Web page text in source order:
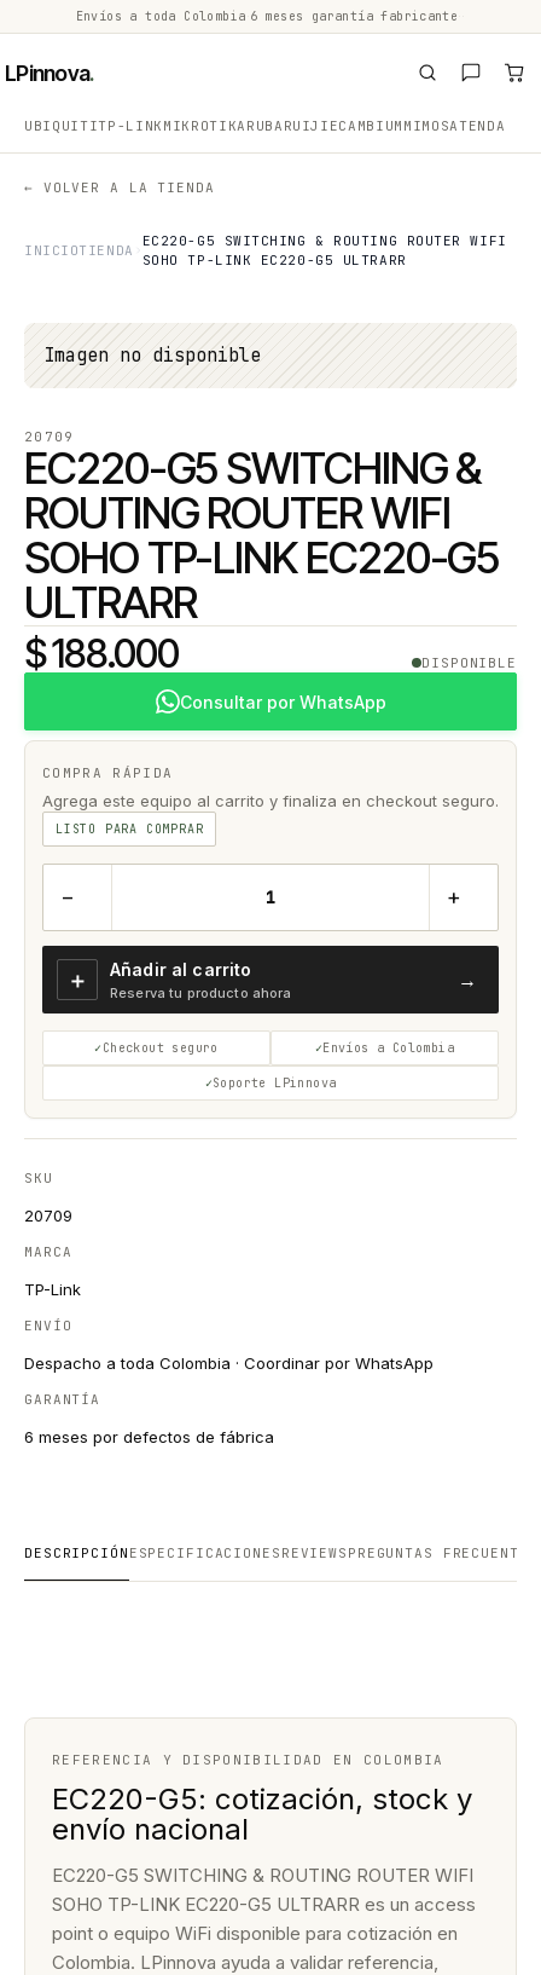
Envíos a toda Colombia 6 meses garantía fabricante
LPinnova.
UBIQUITITP-LINK MIKROTIKARUBA RUIJIECAMBIUM MIMOSATENDA
← VOLVER A LA TIENDA
INICIOTIENDA
EC220-G5 SWITCHING & ROUTING ROUTER WIFI
SOHO TP-LINK EC220-G5 ULTRARR
Imagen no disponible
20709
EC220-G5 SWITCHING &
ROUTING ROUTER WIFI
SOHO TP-LINK EC220-G5
ULTRARR
$ 188.000 DISPONIBLE
Consultar por WhatsApp
COMPRA RÁPIDA
Agrega este equipo al carrito y finaliza en checkout seguro.
LISTO PARA COMPRAR
− +
＋ Añadir al carrito
Reserva tu producto ahora
→
Checkout seguro Envíos a Colombia
Soporte LPinnova
SKU
20709
MARCA
TP-Link
ENVÍO
Despacho a toda Colombia · Coordinar por WhatsApp
GARANTÍA
6 meses por defectos de fábrica
DESCRIPCIÓN ESPECIFICACIONES REVIEWS PREGUNTAS FRECUENTES
REFERENCIA Y DISPONIBILIDAD EN COLOMBIA
EC220-G5: cotización, stock y
envío nacional
EC220-G5 SWITCHING & ROUTING ROUTER WIFI
SOHO TP-LINK EC220-G5 ULTRARR es un access
point o equipo WiFi disponible para cotización en
Colombia. LPinnova ayuda a validar referencia,